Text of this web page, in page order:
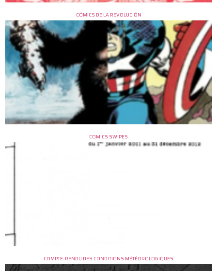
CÓMICS DE LA REVOLUCIÓN
COMICS SWIPES
COMPTE-RENDU DES CONDITIONS MÉTÉOROLOGIQUES